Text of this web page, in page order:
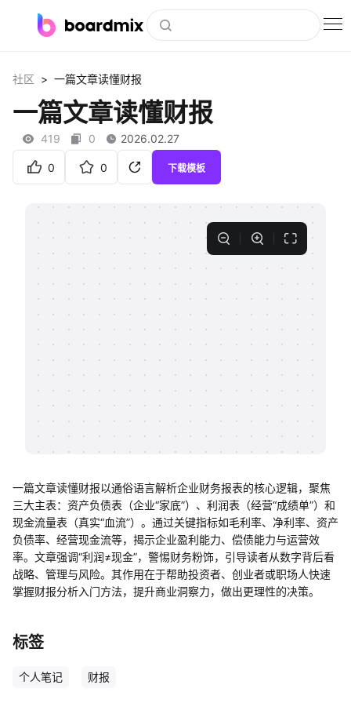
社区资源
下载
私有化部署
客户案例
支持
社区 > 一篇文章读懂财报
一篇文章读懂财报
419 0 2026.02.27
0 0 下载模板
一篇文章读懂财报以通俗语言解析企业财务报表的核心逻辑，聚焦
三大主表：资产负债表（企业“家底”）、利润表（经营“成绩单”）和
现金流量表（真实“血流”）。通过关键指标如毛利率、净利率、资产
负债率、经营现金流等，揭示企业盈利能力、偿债能力与运营效
率。文章强调“利润≠现金”，警惕财务粉饰，引导读者从数字背后看
战略、管理与风险。其作用在于帮助投资者、创业者或职场人快速
掌握财报分析入门方法，提升商业洞察力，做出更理性的决策。
标签
个人笔记 财报